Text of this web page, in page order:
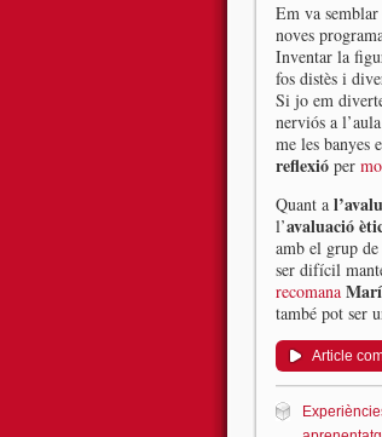
Em va
noves
Inventar la
fos distès i
Si jo em
nerviós a
me les banyes
reflexió per
Quant a
l’avaluació
amb el grup
ser difícil
recomana
també pot ser
Article